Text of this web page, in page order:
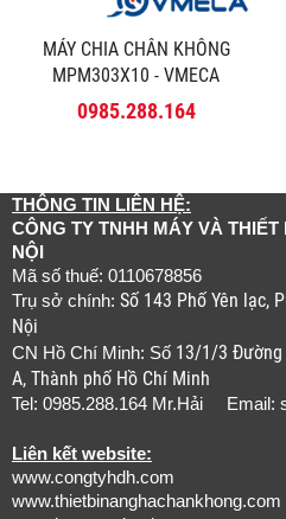
MÁY CHIA CHÂN KHÔNG
MPM303X10 - VMECA
0985.288.164
THÔNG TIN LIÊN HỆ:
CÔNG TY TNHH MÁY VÀ
NỘI
Mã số thuế: 0110678856
Trụ sở chính: Số 143 Phố Yên lạc,
Nội
CN Hồ Chí Minh: Số 13/1/3 Đường
A, Thành phố Hồ Chí Minh
Tel: 0985.288.164 Mr.Hải Email:
Liên kết website:
www.congtyhdh.com
www.thietbinanghachankhong.com